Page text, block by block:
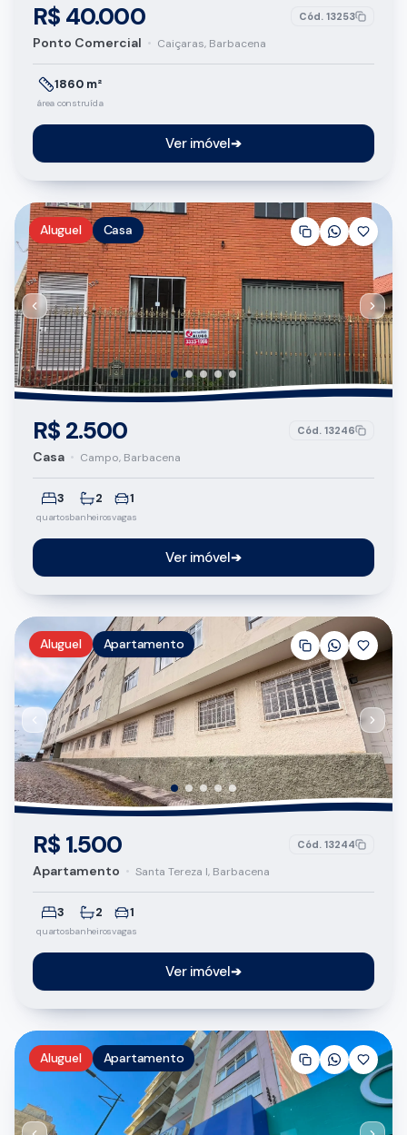
R$ 40.000 Cód. 13253
Ponto Comercial • Caiçaras, Barbacena
1860 m²
área construída
Ver imóvel➔
Aluguel Casa
R$ 2.500 Cód. 13246
Casa • Campo, Barbacena
3
quartos
2
banheiros
1
vagas
Ver imóvel➔
Aluguel Apartamento
R$ 1.500 Cód. 13244
Apartamento • Santa Tereza I, Barbacena
3
quartos
2
banheiros
1
vagas
Ver imóvel➔
Aluguel Apartamento